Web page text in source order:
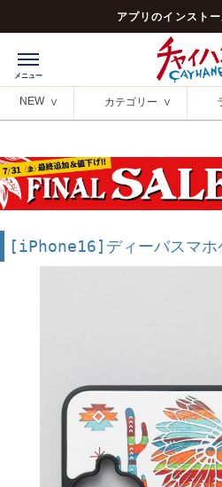
アプリのインスト
NEW カテゴリー
[iPhone16]ディーバスマホ